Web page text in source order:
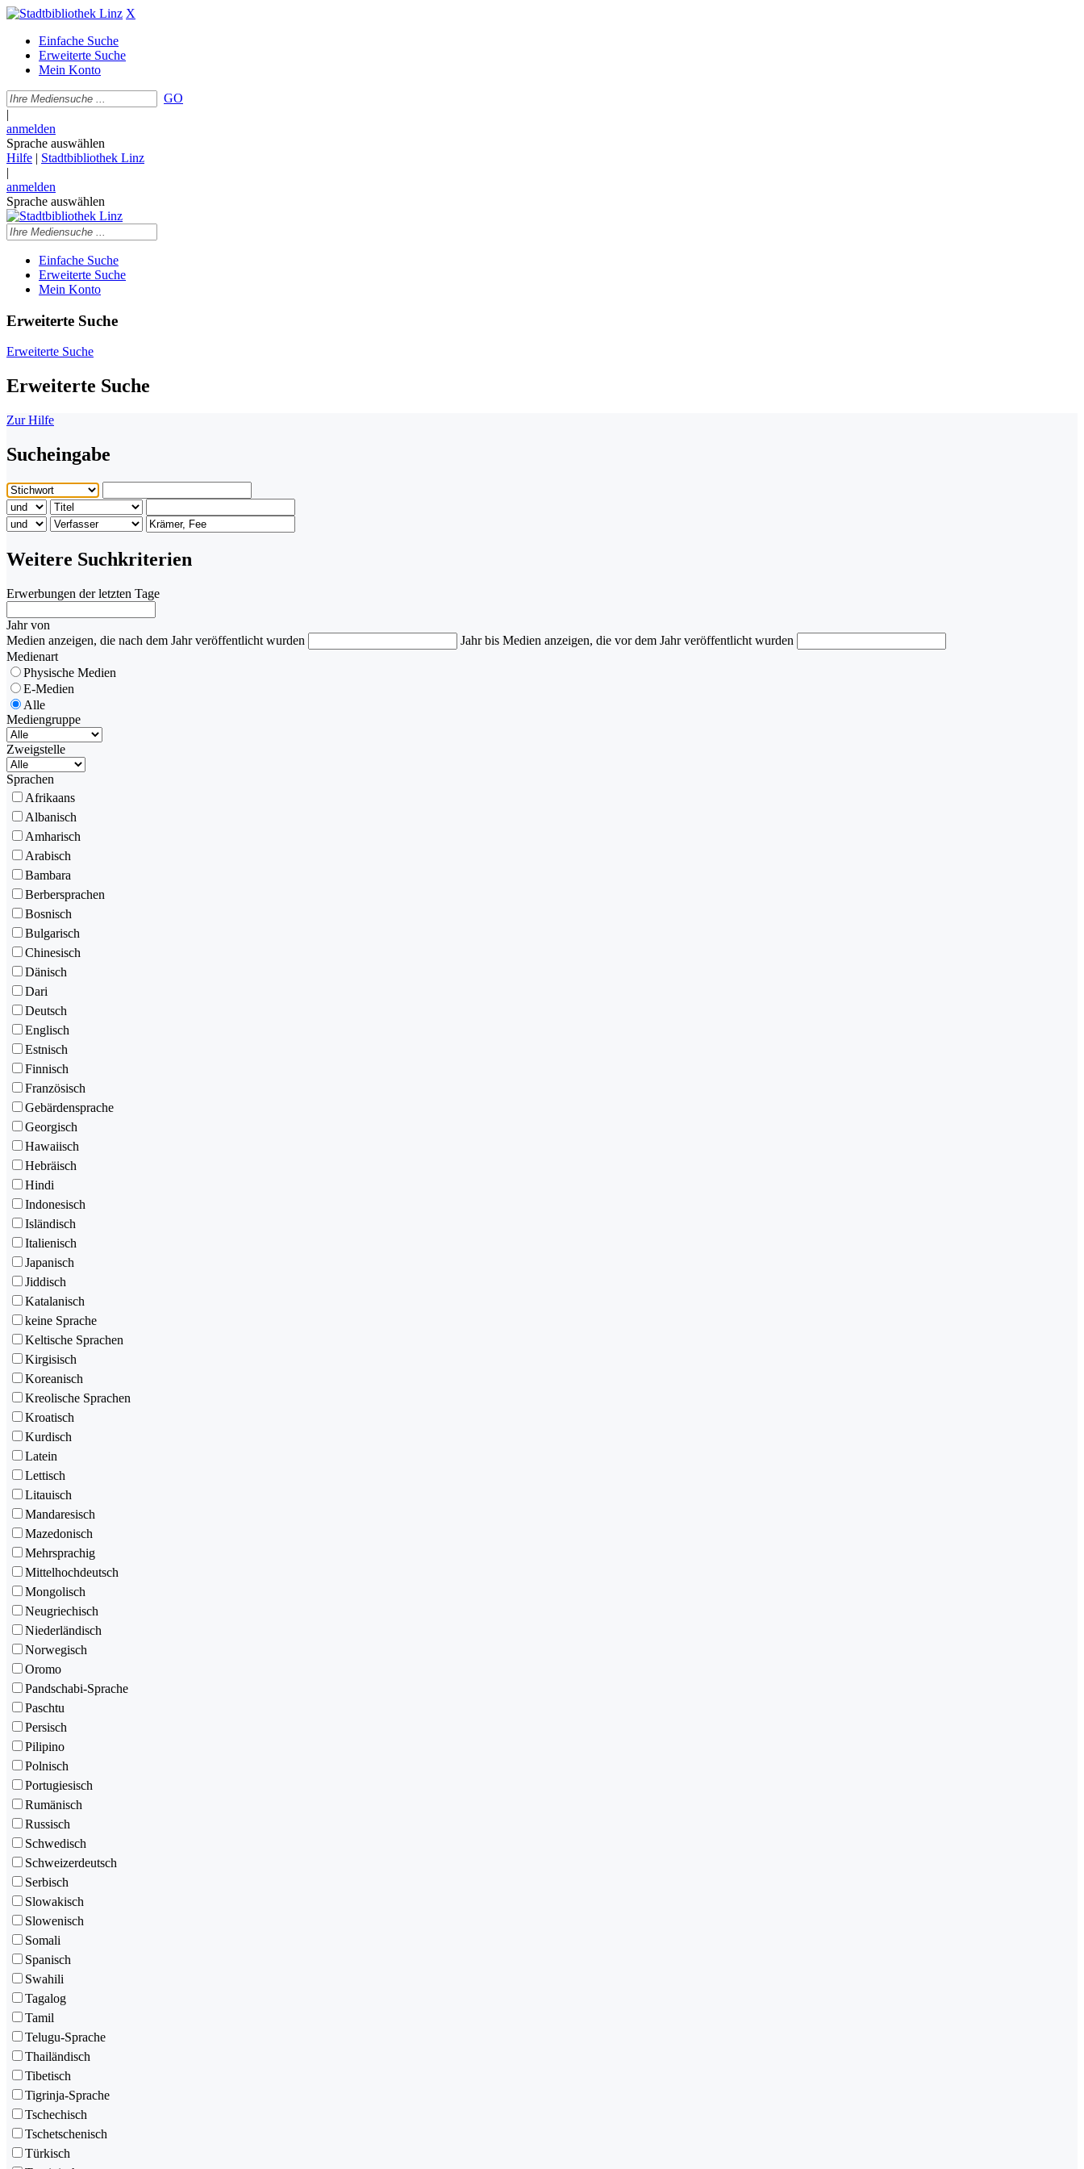
X
Einfache Suche
Erweiterte Suche
Mein Konto
GO
|
anmelden
Sprache auswählen
Hilfe | Stadtbibliothek Linz
|
anmelden
Sprache auswählen
Einfache Suche
Erweiterte Suche
Mein Konto
Erweiterte Suche
Erweiterte Suche
Erweiterte Suche
Zur Hilfe
Sucheingabe
Weitere Suchkriterien
Erwerbungen der letzten Tage
Jahr von
Medien anzeigen, die nach dem Jahr veröffentlicht wurden
Jahr bis Medien anzeigen, die vor dem Jahr veröffentlicht wurden
Medienart
Physische Medien
E-Medien
Alle
Mediengruppe
Zweigstelle
Sprachen
Afrikaans
Albanisch
Amharisch
Arabisch
Bambara
Berbersprachen
Bosnisch
Bulgarisch
Chinesisch
Dänisch
Dari
Deutsch
Englisch
Estnisch
Finnisch
Französisch
Gebärdensprache
Georgisch
Hawaiisch
Hebräisch
Hindi
Indonesisch
Isländisch
Italienisch
Japanisch
Jiddisch
Katalanisch
keine Sprache
Keltische Sprachen
Kirgisisch
Koreanisch
Kreolische Sprachen
Kroatisch
Kurdisch
Latein
Lettisch
Litauisch
Mandaresisch
Mazedonisch
Mehrsprachig
Mittelhochdeutsch
Mongolisch
Neugriechisch
Niederländisch
Norwegisch
Oromo
Pandschabi-Sprache
Paschtu
Persisch
Pilipino
Polnisch
Portugiesisch
Rumänisch
Russisch
Schwedisch
Schweizerdeutsch
Serbisch
Slowakisch
Slowenisch
Somali
Spanisch
Swahili
Tagalog
Tamil
Telugu-Sprache
Thailändisch
Tibetisch
Tigrinja-Sprache
Tschechisch
Tschetschenisch
Türkisch